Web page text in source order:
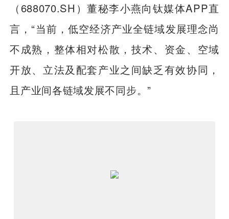
（688070.SH）董秘李小燕向钛媒体APP直
言，“当前，低空经济产业全链域发展理念尚
不成熟，整体相对松散，技术、资金、空域
开放、立法及配套产业之间缺乏有效协同，
且产业间各链域发展不同步。”